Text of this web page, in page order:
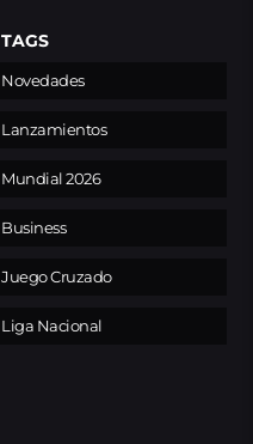
TAGS
Novedades
Lanzamientos
Mundial 2026
Business
Juego Cruzado
Liga Nacional